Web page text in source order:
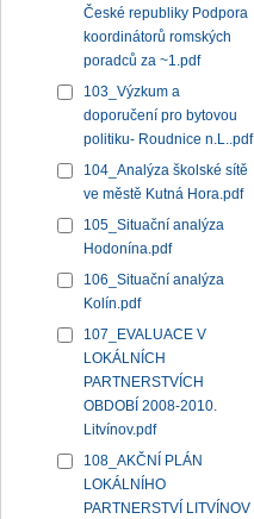
České republiky Podpora
koordinátorů romských
poradců za ~1.pdf
103_Výzkum a
doporučení pro bytovou
politiku- Roudnice n.L..pdf
104_Analýza školské sítě
ve městě Kutná Hora.pdf
105_Situační analýza
Hodonína.pdf
106_Situační analýza
Kolín.pdf
107_EVALUACE V
LOKÁLNÍCH
PARTNERSTVÍCH
OBDOBÍ 2008-2010.
Litvínov.pdf
108_AKČNÍ PLÁN
LOKÁLNÍHO
PARTNERSTVÍ LITVÍNOV